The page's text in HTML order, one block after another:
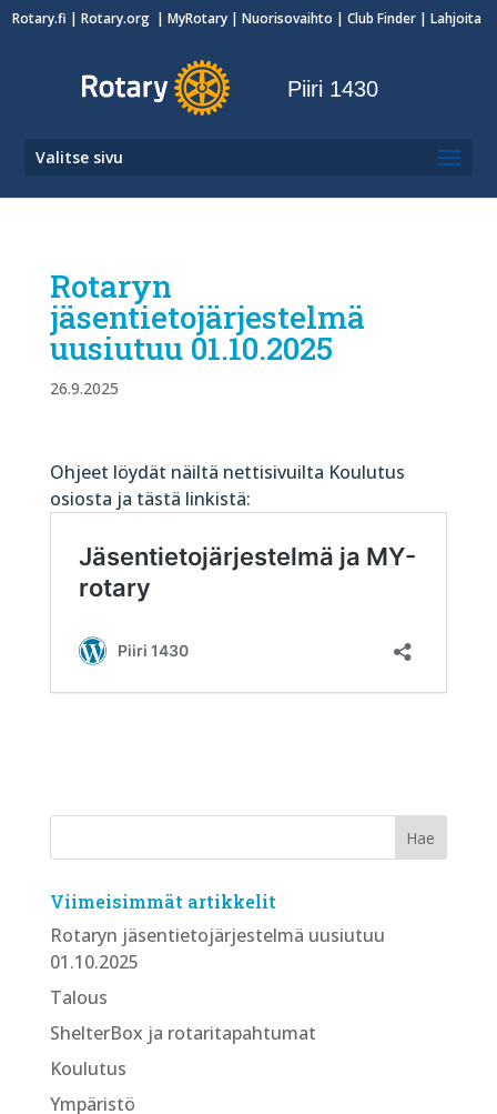
Rotary.fi |Rotary.org |MyRotary |Nuorisovaihto | Club Finder | Lahjoita
Piiri 1430
Valitse sivu
Rotaryn
jäsentietojärjestelmä
uusiutuu 01.10.2025
26.9.2025
Ohjeet löydät näiltä nettisivuilta Koulutus
osiosta ja tästä linkistä:
Viimeisimmät artikkelit
Rotaryn jäsentietojärjestelmä uusiutuu
01.10.2025
Talous
ShelterBox ja rotaritapahtumat
Koulutus
Ympäristö